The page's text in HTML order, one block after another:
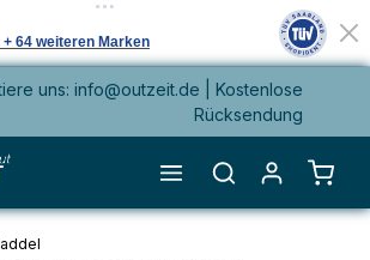
uns: info@outzeit.de | Kostenlose
Rücksendung